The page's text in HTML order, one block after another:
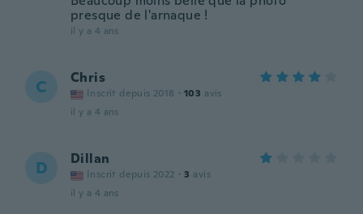
presque de l'arnaque !
il y a 4 ans
C Chris
Inscrit depuis 2018 · 103 avis
il y a 4 ans
D Dillan
Inscrit depuis 2022 · 3 avis
il y a 4 ans